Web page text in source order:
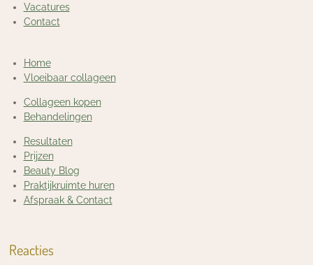
Vacatures
Contact
Home
Vloeibaar collageen
Collageen kopen
Behandelingen
Resultaten
Prijzen
Beauty Blog
Praktijkruimte huren
Afspraak & Contact
Reacties